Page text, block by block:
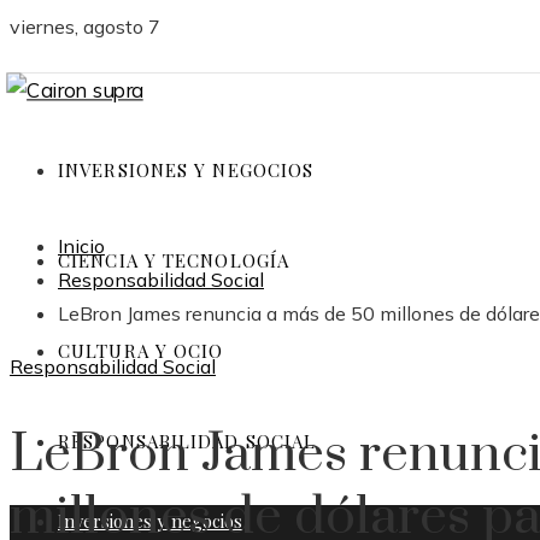
viernes, agosto 7
INVERSIONES Y NEGOCIOS
CIENCIA Y TECNOLOGÍA
CULTURA Y OCIO
RESPONSABILIDAD SOCIAL
Inversiones y negocios
Inicio
Responsabilidad Social
LeBron James renuncia a más de 50 millones de
Responsabilidad Social
LeBron James
millones de dólares